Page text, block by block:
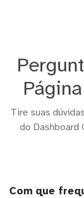
Tire suas
do Dashboard
Com que